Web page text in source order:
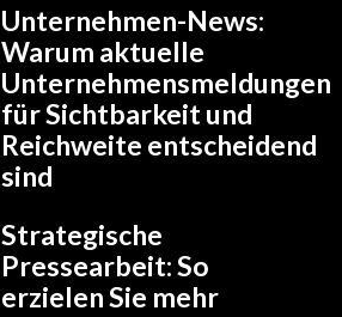
Unternehmen-News:
Warum aktuelle
Unternehmensmeldungen
für Sichtbarkeit und
Reichweite entscheidend
sind
Strategische
Pressearbeit: So
erzielen Sie mehr